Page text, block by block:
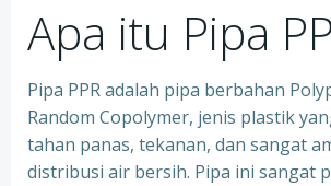
Apa itu Pipa
Pipa PPR adalah pipa berbahan
Random Copolymer, jenis plastik
tahan panas, tekanan, dan sangat
distribusi air bersih. Pipa ini sangat